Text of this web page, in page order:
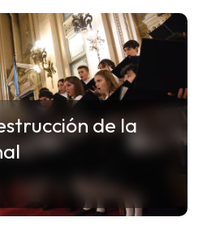
de la